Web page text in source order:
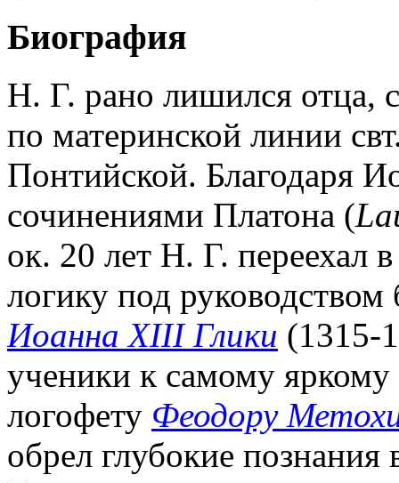
Биография
Н. Г. рано лишился отца,
по материнской линии
Понтийской. Благодаря
сочинениями Платона (
ок. 20 лет Н. Г. переехал
логику под руководством
Иоанна XIII Глики (1315-
ученики к самому яркому
логофету Феодору
обрел глубокие